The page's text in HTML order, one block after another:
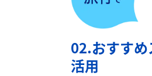
02.おすす
活用